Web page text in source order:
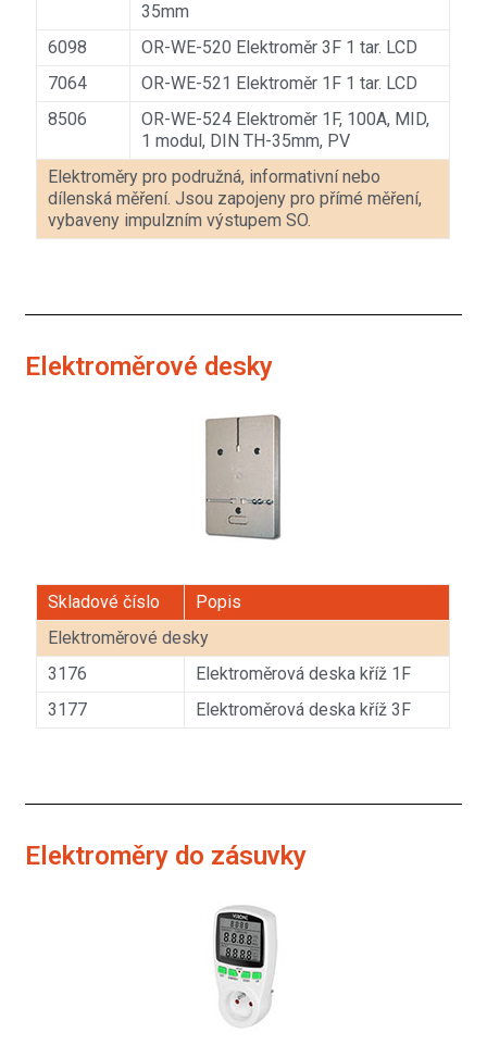
35mm
6098
OR-WE-520 Elektroměr 3F 1 tar. LCD
7064
OR-WE-521 Elektroměr 1F 1 tar. LCD
8506
OR-WE-524 Elektroměr 1F, 100A, MID,
1 modul, DIN TH-35mm, PV
Elektroměry pro podružná, informativní nebo
dílenská měření. Jsou zapojeny pro přímé měření,
vybaveny impulzním výstupem SO.
Elektroměrové desky
Skladové číslo
Popis
Elektroměrové desky
3176
Elektroměrová deska kříž 1F
3177
Elektroměrová deska kříž 3F
Elektroměry do zásuvky